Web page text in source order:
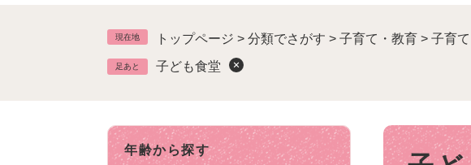
現在地 トップページ > 分類でさがす > 子育て・教育 > 子育て
足あと 子ども食堂
本
年齢から探す